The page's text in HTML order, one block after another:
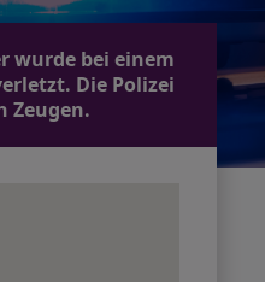
wurde bei einem
Die Polizei
Zeugen.